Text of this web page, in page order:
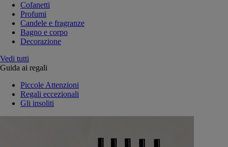
Cofanetti
Profumi
Candele e fragranze
Bagno e corpo
Decorazione
Vedi tutti
Guida ai regali
Piccole Attenzioni
Regali eccezionali
Gli insoliti